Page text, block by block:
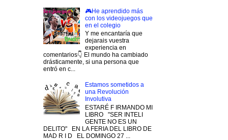
🎮He aprendido más
con los videojuegos que
en el colegio
Y me encantaría que
dejarais vuestra
experiencia en
comentarios👇 El mundo ha cambiado
drásticamente, si una persona que
entró en c...
Estamos sometidos a
una Revolución
Involutiva
ESTARÉ F IRMANDO MI
LIBRO "SER INTELI
GENTE NO ES UN
DELITO" EN LA FERIA DEL LIBRO DE
MAD R I D EL DOMINGO 27 ...